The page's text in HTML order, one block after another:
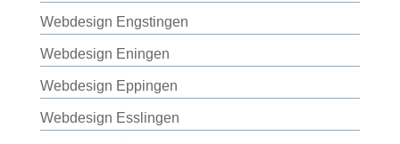
Webdesign Engstingen
Webdesign Eningen
Webdesign Eppingen
Webdesign Esslingen